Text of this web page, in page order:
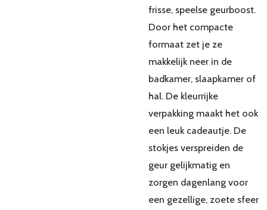
frisse, speelse geurboost.
Door het compacte
formaat zet je ze
makkelijk neer in de
badkamer, slaapkamer of
hal. De kleurrijke
verpakking maakt het ook
een leuk cadeautje. De
stokjes verspreiden de
geur gelijkmatig en
zorgen dagenlang voor
een gezellige, zoete sfeer